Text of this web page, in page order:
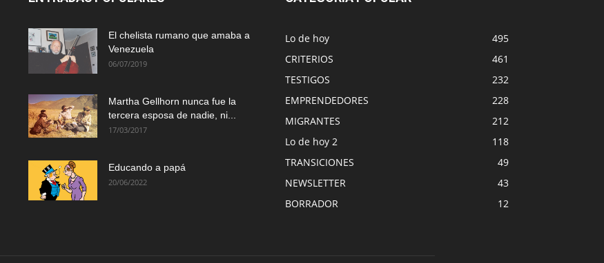
El chelista rumano que amaba a
Venezuela
06/07/2019
Martha Gellhorn nunca fue la
tercera esposa de nadie, ni...
17/03/2017
Educando a papá
20/06/2022
Lo de hoy
495
CRITERIOS
461
TESTIGOS
232
EMPRENDEDORES
228
MIGRANTES
212
Lo de hoy 2
118
TRANSICIONES
49
NEWSLETTER
43
BORRADOR
12